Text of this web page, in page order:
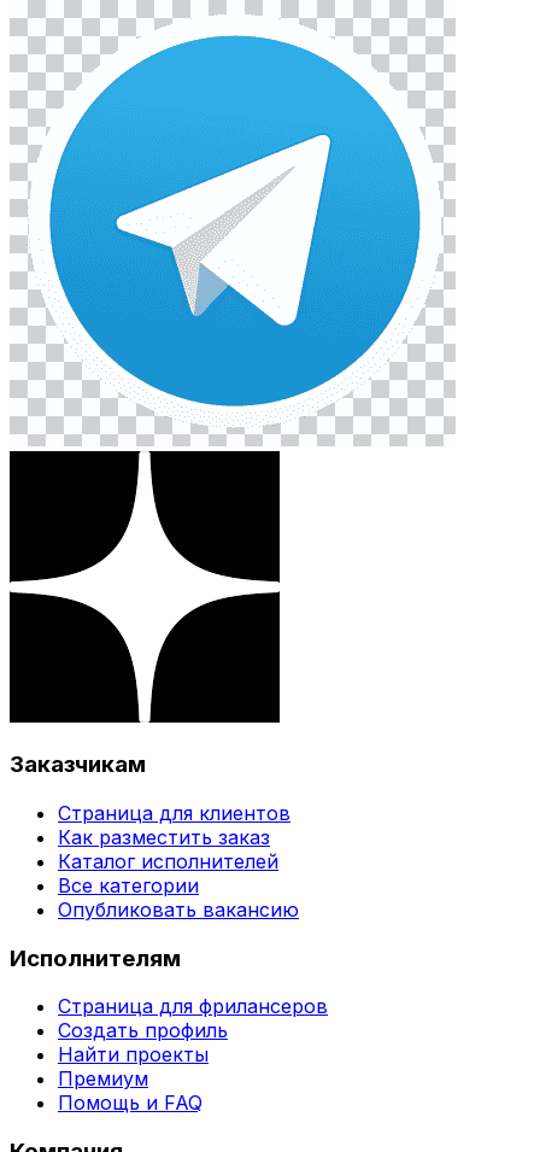
Заказчикам
Страница для клиентов
Как разместить заказ
Каталог исполнителей
Все категории
Опубликовать вакансию
Исполнителям
Страница для фрилансеров
Создать профиль
Найти проекты
Премиум
Помощь и FAQ